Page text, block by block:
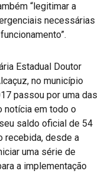
“legitimar a
necessárias
Estadual Doutor
no município
passou por uma das
notícia em todo o
saldo oficial de 54
recebida, desde a
uma série de
a implementação